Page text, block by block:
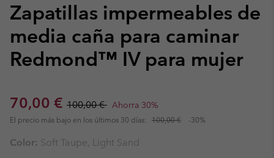
Zapatillas impermeables de
media caña para caminar
Redmond™ IV para mujer
Sale price:
70,00 € Regular price:
100,00 € Ahorra 30%
El precio más bajo en los últimos 30 días: 100,00 € -30%
Color: Soft Taupe, Light Sand